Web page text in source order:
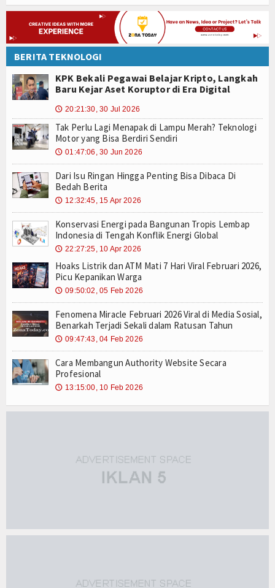
BERITA TEKNOLOGI
KPK Bekali Pegawai Belajar Kripto, Langkah
Baru Kejar Aset Koruptor di Era Digital
🕔 20:21:30, 30 Jul 2026
Tak Perlu Lagi Menapak di Lampu Merah? Teknologi
Motor yang Bisa Berdiri Sendiri
🕔 01:47:06, 30 Jun 2026
Dari Isu Ringan Hingga Penting Bisa Dibaca Di
Bedah Berita
🕔 12:32:45, 15 Apr 2026
Konservasi Energi pada Bangunan Tropis Lembap
Indonesia di Tengah Konflik Energi Global
🕔 22:27:25, 10 Apr 2026
Hoaks Listrik dan ATM Mati 7 Hari Viral Februari 2026,
Picu Kepanikan Warga
🕔 09:50:02, 05 Feb 2026
Fenomena Miracle Februari 2026 Viral di Media Sosial,
Benarkah Terjadi Sekali dalam Ratusan Tahun
🕔 09:47:43, 04 Feb 2026
Cara Membangun Authority Website Secara
Profesional
🕔 13:15:00, 10 Feb 2026